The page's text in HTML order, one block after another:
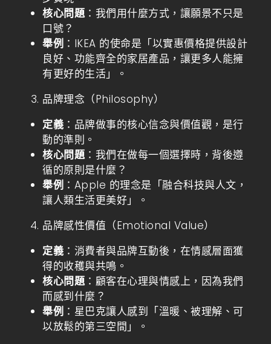
核心問題：我們用什麼方式，讓願景不只是
口號？
舉例 ：IKEA 的使命是「以實惠價格提供設計
良好、功能齊全的家居產品，讓更多人能擁
有更好的生活」。
品牌理念（Philosophy）
定義 ：品牌做事的核心信念與價值觀，是行
動的準則。
核心問題：我們在做每一個選擇時，背後遵
循的原則是什麼？
舉例 ：Apple 的理念是「融合科技與人文，
讓人類生活更美好」。
品牌感性價值（Emotional Value）
定義 ：消費者與品牌互動後，在情感層面獲
得的收穫與共鳴。
核心問題：顧客在心理與情感上，因為我們
而感到什麼？
舉例 ：星巴克讓人感到「溫暖、被理解、可
以放鬆的第三空間」。